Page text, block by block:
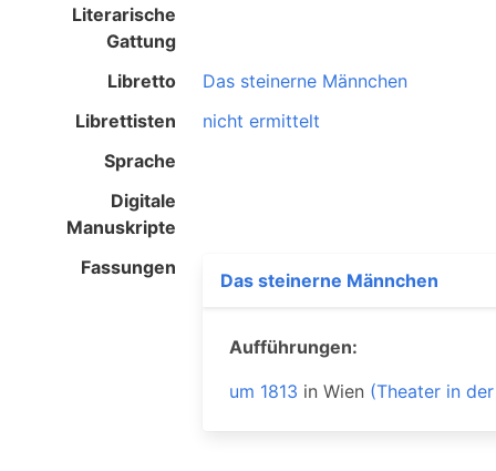
Literarische
Gattung
Libretto
Das steinerne Männchen
Librettisten
nicht ermittelt
Sprache
Digitale
Manuskripte
Fassungen
Das steinerne Männchen
Aufführungen:
um 1813 inWien (Theater in